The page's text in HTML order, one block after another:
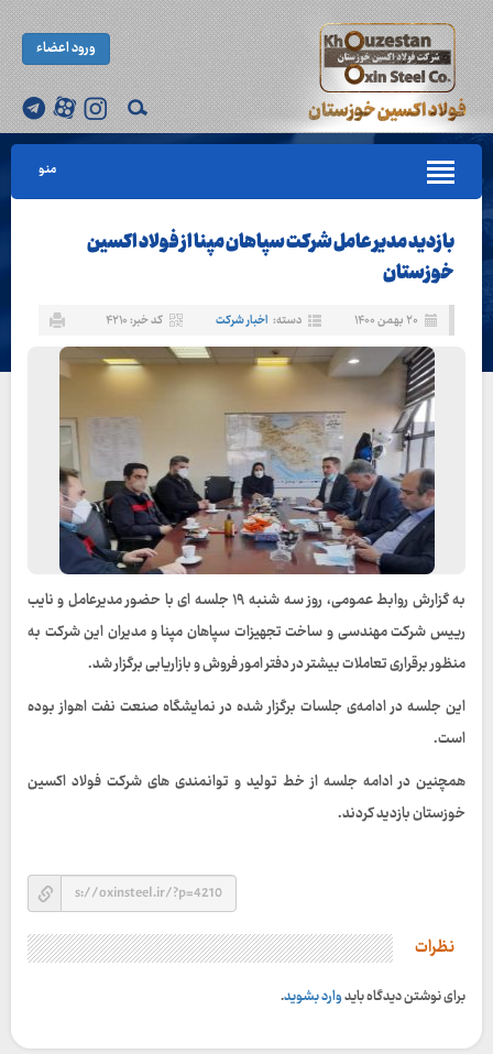
ورود اعضاء
منو
بازدید مدیر عامل شرکت سپاهان مپنا از فولاد اکسین
خوزستان
۲۰ بهمن ۱۴۰۰ دسته: اخبار شرکت کد خبر: ۴۲۱۰
به گزارش روابط عمومی، روز سه شنبه ۱۹ جلسه ای با حضور مدیرعامل و نایب
رییس شرکت مهندسی و ساخت تجهیزات سپاهان مپنا و مدیران این شرکت به
منظور برقراری تعاملات بیشتر در دفتر امور فروش و بازاریابی برگزار شد.
این جلسه در ادامه‌ی جلسات برگزار شده در نمایشگاه صنعت نفت اهواز بوده
است.
همچنین در ادامه جلسه از خط تولید و توانمندی های شرکت فولاد اکسین
خوزستان بازدید کردند.
نظرات
برای نوشتن دیدگاه بایدوارد بشوید.